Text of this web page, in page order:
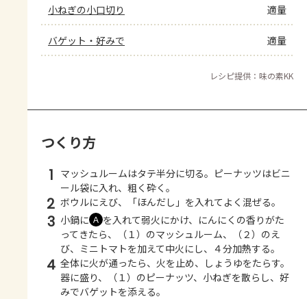
小ねぎの小口切り 適量
バゲット・好みで 適量
レシピ提供：味の素KK
つくり方
1 マッシュルームはタテ半分に切る。ピーナッツはビニ
ール袋に入れ、粗く砕く。
2 ボウルにえび、「ほんだし」を入れてよく混ぜる。
3 小鍋に Ａ を入れて弱火にかけ、にんにくの香りがた
ってきたら、（１）のマッシュルーム、（２）のえ
び、ミニトマトを加えて中火にし、４分加熱する。
4 全体に火が通ったら、火を止め、しょうゆをたらす。
器に盛り、（１）のピーナッツ、小ねぎを散らし、好
みでバゲットを添える。